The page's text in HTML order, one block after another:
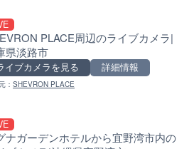
PLACE周辺のライブカメラ|
県淡路市
イブカメラを見る 詳細情報
： SHEVRON PLACE
ナガーデンホテルから宜野湾市内の